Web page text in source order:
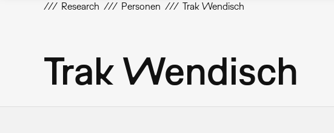
Research Personen Trak Wendisch
Trak Wendisch